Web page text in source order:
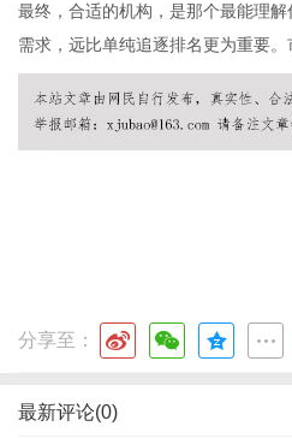
最终，合适的机构，是那个最能理
需求，远比单纯追逐排名更为重要
分享至：
最新评论(0)